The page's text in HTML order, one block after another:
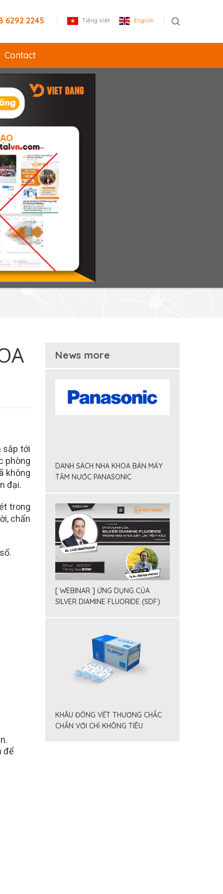
6292 2245 Tiếng Việt English
Contact
sắp tới
phòng
không
đại.
trong
chẩn
.
để
News more
DANH SÁCH NHA KHOA BÁN MÁY
TĂM NƯỚC PANASONIC
[ WEBINAR ] ỨNG DỤNG CỦA
SILVER DIAMINE FLUORIDE (SDF)
KHÂU ĐÓNG VẾT THƯƠNG CHẮC
CHẮN VỚI CHỈ KHÔNG TIÊU